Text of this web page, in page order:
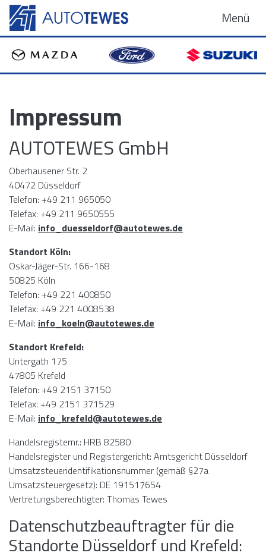
Menü
Impressum
AUTOTEWES GmbH
Oberhausener Str. 2
40472 Düsseldorf
Telefon: +49 211 965050
Telefax: +49 211 9650555
E-Mail: info_duesseldorf@autotewes.de
Standort Köln:
Oskar-Jäger-Str. 166-168
50825 Köln
Telefon: +49 221 400850
Telefax: +49 221 4008538
E-Mail: info_koeln@autotewes.de
Standort Krefeld:
Untergath 175
47805 Krefeld
Telefon: +49 2151 37150
Telefax: +49 2151 371529
E-Mail: info_krefeld@autotewes.de
Handelsregisternr.: HRB 82580
Handelsregister und Registergericht: Amtsgericht Düsseldorf
Umsatzsteueridentifikationsnummer (gemäß §27a
Umsatzsteuergesetz): DE 191517654
Vertretungsberechtigter: Thomas Tewes
Datenschutzbeauftragter für die
Standorte Düsseldorf und Krefeld: